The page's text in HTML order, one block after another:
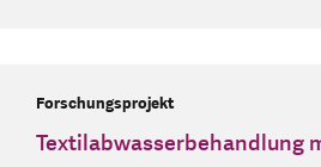
Forschungsprojekt
Textilabwasserbehandlung